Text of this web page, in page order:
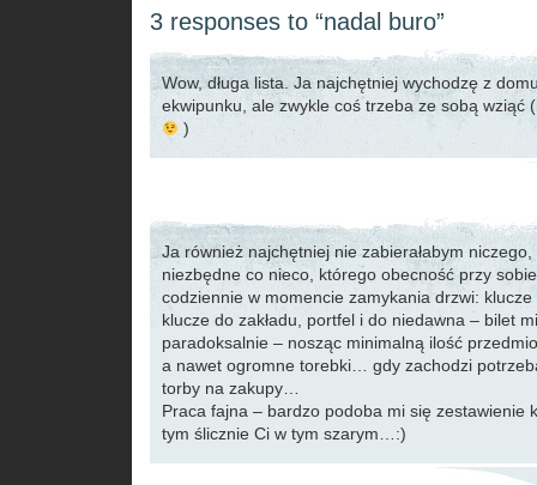
3 responses to “nadal buro”
Wow, długa lista. Ja najchętniej wychodzę z
ekwipunku, ale zwykle coś trzeba ze sobą wziąć
)
Ja również najchętniej nie zabierałabym
niezbędne co nieco, którego obecność przy
codziennie w momencie zamykania drzwi:
klucze do zakładu, portfel i do niedawna – bilet
paradoksalnie – nosząc minimalną ilość
a nawet ogromne torebki… gdy zachodzi
torby na zakupy…
Praca fajna – bardzo podoba mi się zestawienie
tym ślicznie Ci w tym szarym…:)